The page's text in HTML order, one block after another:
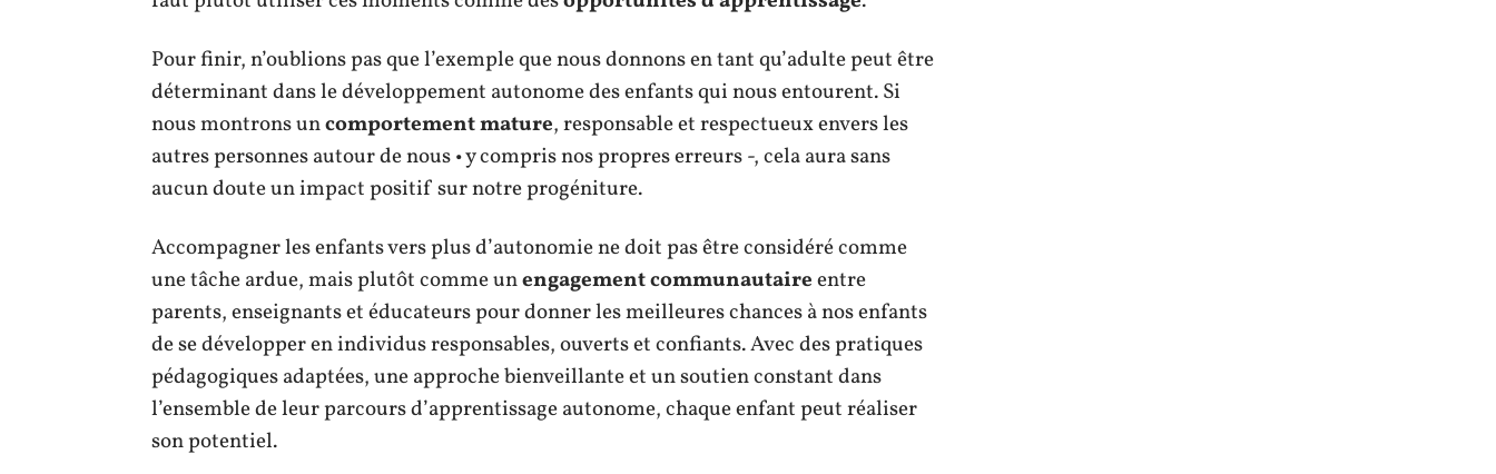
Pour finir, n’oublions pas que l’exemple que nous donnons en tant qu’adulte peut être
déterminant dans le développement autonome des enfants qui nous entourent. Si
nous montrons uncomportement mature, responsable et respectueux envers les
autres personnes autour de nous • y compris nos propres erreurs -, cela aura sans
aucun doute un impact positif sur notre progéniture.
Accompagner les enfants vers plus d’autonomie ne doit pas être considéré comme
une tâche ardue, mais plutôt comme unengagement communautaireentre
parents, enseignants et éducateurs pour donner les meilleures chances à nos enfants
de se développer en individus responsables, ouverts et confiants. Avec des pratiques
pédagogiques adaptées, une approche bienveillante et un soutien constant dans
l’ensemble de leur parcours d’apprentissage autonome, chaque enfant peut réaliser
son potentiel.